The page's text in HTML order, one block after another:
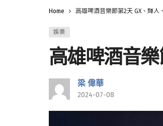
Home 高雄啤酒音樂節第2天 GX、輝人
娛樂
高雄啤酒音樂
梁 偉華
2024-07-08